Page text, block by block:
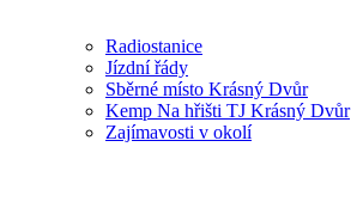
Radiostanice
Jízdní řády
Sběrné místo Krásný Dvůr
Kemp Na hřišti TJ Krásný Dvůr
Zajímavosti v okolí